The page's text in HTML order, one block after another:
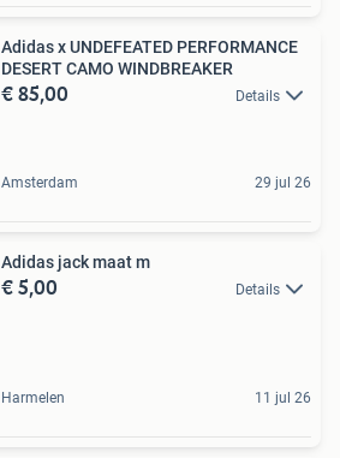
Adidas x UNDEFEATED PERFORMANCE
DESERT CAMO WINDBREAKER
€ 85,00 Details
Amsterdam 29 jul 26
Adidas jack maat m
€ 5,00 Details
Harmelen 11 jul 26